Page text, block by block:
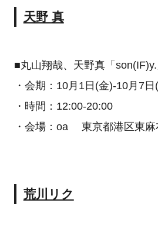
天野 真
■丸山翔哉、天野真「son(IF)y.
・会期：10月1日(金)-10月7日
・時間：12:00-20:00
・会場：oa 東京都港区東麻
荒川リク